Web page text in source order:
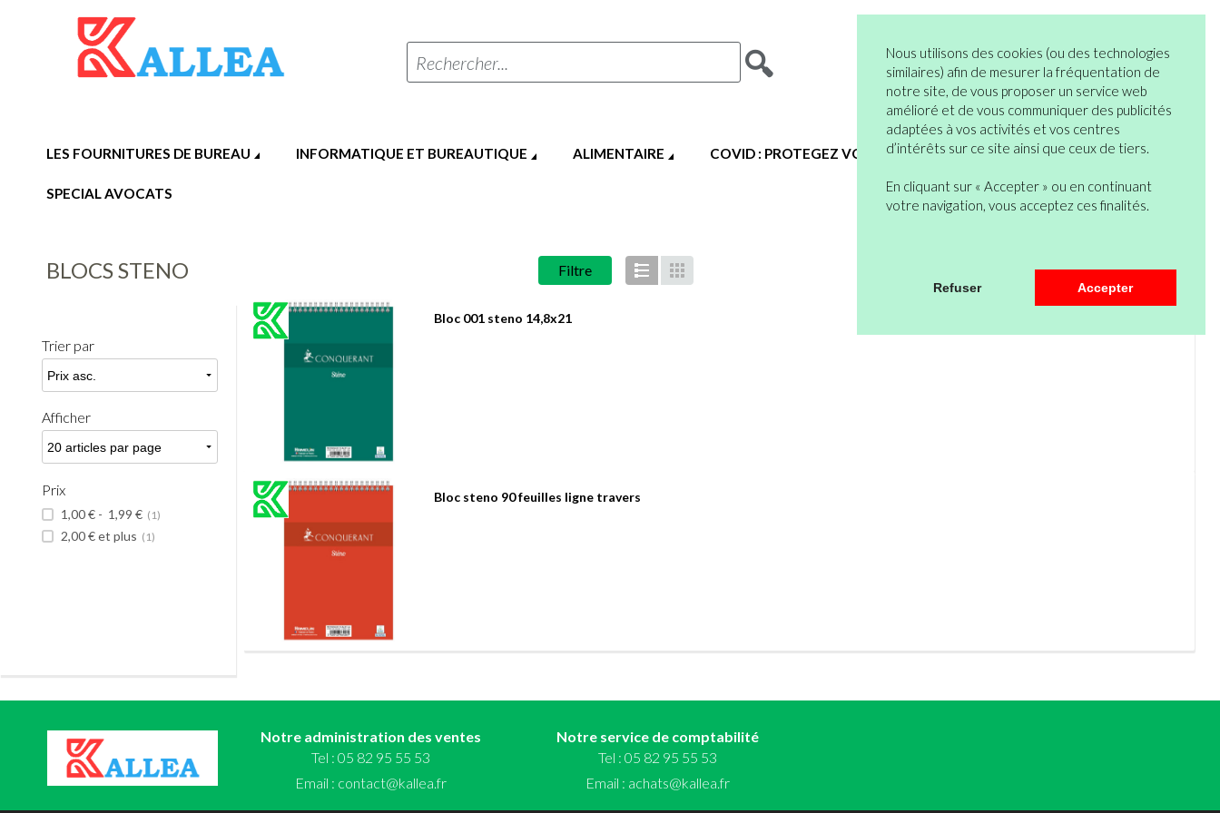
Nous utilisons des cookies (ou des technologies
similaires) afin de mesurer la fréquentation de
notre site, de vous proposer un service web
amélioré et de vous communiquer des publicités
adaptées à vos activités et vos centres
d’intérêts sur ce site ainsi que ceux de tiers.
En cliquant sur « Accepter » ou en continuant
votre navigation, vous acceptez ces finalités.
Refuser Accepter
Rechercher... Vous n’êtes pas encore en compte ?
Bienvenue
Mon Compte
0 articles
Mon Panier
LES FOURNITURES DE BUREAU INFORMATIQUE ET BUREAUTIQUE ALIMENTAIRE COVID : PROTEGEZ VOUS HYGIENE ET SERVICES GENERAUX
SPECIAL AVOCATS
BLOCS STENO Filtre Liste Grille 2 article(s)
Trier par
Afficher
Prix
1,00 € - 1,99 € (1)
2,00 €et plus (1)
Bloc 001 steno 14,8x21
Bloc steno 90 feuilles ligne travers
Notre administration des ventes
Tel : 05 82 95 55 53
Email : contact@kallea.fr
Notre service de comptabilité
Tel : 05 82 95 55 53
Email : achats@kallea.fr